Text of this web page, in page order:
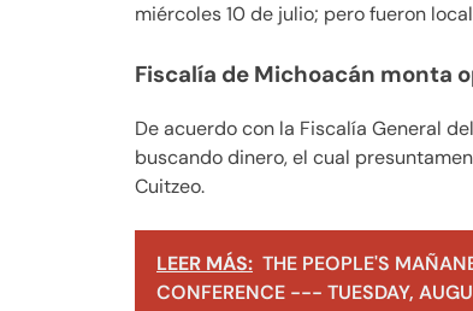
miércoles 10 de julio; pero fueron
Fiscalía de Michoacán monta
De acuerdo con la Fiscalía General
buscando dinero, el cual
Cuitzeo.
LEER MÁS: THE PEOPLE'S
CONFERENCE --- TUESDAY,